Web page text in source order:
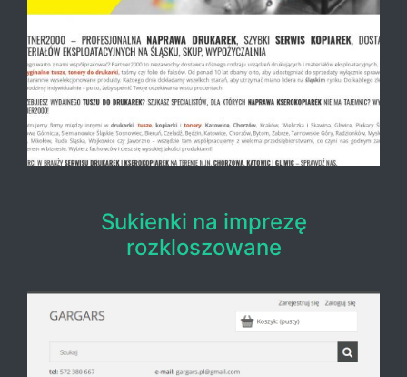
Sukienki na imprezę
rozkloszowane